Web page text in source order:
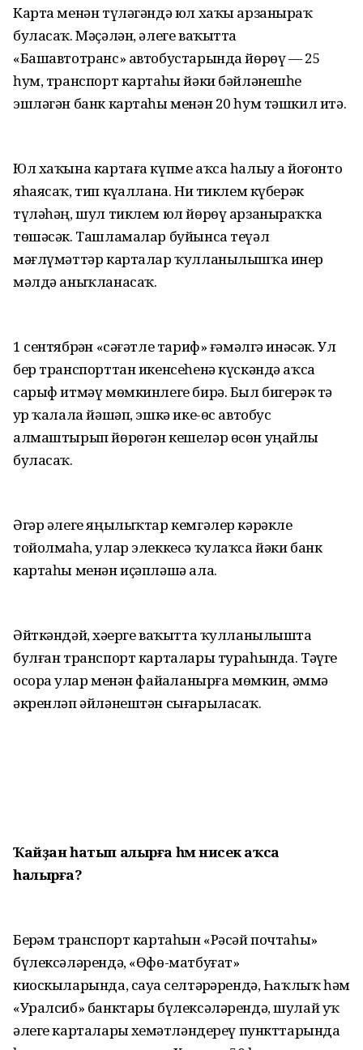
Карта менән түләгәндә юл хаҡы арзаныраҡ
буласаҡ. Мәҫәлән, әлеге ваҡытта
«Башавтотранс» автобустарында йөрөү — 25
һум, транспорт картаһы йәки бәйләнешһеҙ
эшләгән банк картаһы менән 20 һум тәшкил итә.
Юл хаҡына картаға күпме аҡса һалыу ҙа йоғонто
яһаясаҡ, тип күҙаллана. Ни тиклем күберәк
түләһәң, шул тиклем юл йөрөү арзаныраҡҡа
төшәсәк. Ташламалар буйынса теүәл
мәғлүмәттәр карталар ҡулланылышҡа инер
мәлдә аныҡланасаҡ.
1 сентябрҙән «сәғәтле тариф» ғәмәлгә инәсәк. Ул
бер транспорттан икенсеһенә күскәндә аҡса
сарыф итмәү мөмкинлеге бирә. Был бигерәк тә
ҙур ҡалала йәшәп, эшкә ике-өс автобус
алмаштырып йөрөгән кешеләр өсөн уңайлы
буласаҡ.
Әгәр әлеге яңылыҡтар кемгәлер кәрәкле
тойолмаһа, улар элеккесә ҡулаҡса йәки банк
картаһы менән иҫәпләшә ала.
Әйткәндәй, хәҙерге ваҡытта ҡулланылышта
булған транспорт карталары тураһында. Тәүге
осорҙа улар менән файҙаланырға мөмкин, әммә
әкренләп әйләнештән сығарыласаҡ.
Ҡайҙан һатып алырға һәм нисекаҡса
һалырға?
Берҙәм транспорт картаһын «Рәсәй почтаһы»
бүлексәләрендә, «Өфө-матбуғат»
киоскыларында, сауҙа селтәрҙәрендә, Һаҡлыҡ һәм
«Уралсиб» банктары бүлексәләрендә, шулай уҡ
әлеге карталарҙы хеҙмәтләндереү пункттарында